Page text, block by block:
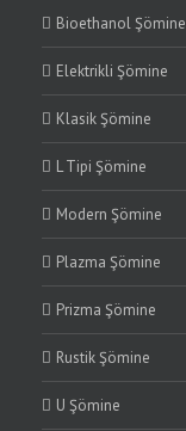
Bioethanol Şömine
Elektrikli Şömine
Klasik Şömine
L Tipi Şömine
Modern Şömine
Plazma Şömine
Prizma Şömine
Rustik Şömine
U Şömine